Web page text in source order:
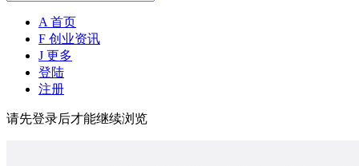
A 首页
F 创业资讯
J 更多
登陆
注册
请先登录后才能继续浏览